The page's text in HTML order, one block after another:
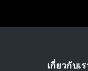
เกี่ยวกับเร